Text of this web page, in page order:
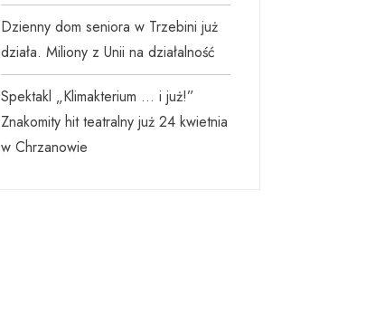
Dzienny dom seniora w Trzebini już
działa. Miliony z Unii na działalność
Spektakl „Klimakterium … i już!”
Znakomity hit teatralny już 24 kwietnia
w Chrzanowie